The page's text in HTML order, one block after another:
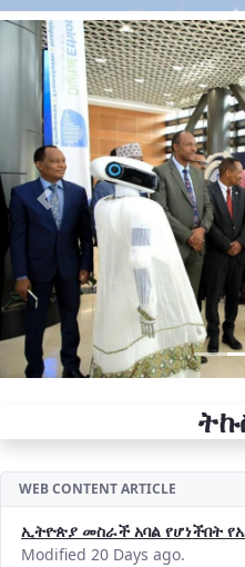
Previous
WEB CONTENT ARTICLE
ኢትዮጵያ መስራች አባል የሆነችበት
Modified 20 Days ago.